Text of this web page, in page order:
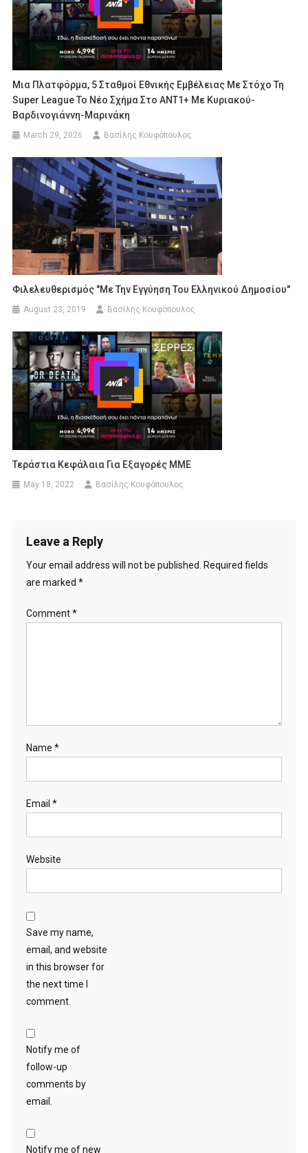
Μια Πλατφόρμα, 5 Σταθμοί Εθνικής Εμβέλειας Με Στόχο Τη
Super League Το Νέο Σχήμα Στο ΑΝΤ1+ Με Κυριακού-
Βαρδινογιάννη-Μαρινάκη
March 29, 2026 Βασίλης Κουφόπουλος
Φιλελευθερισμός "με Την Εγγύηση Του Ελληνικού Δημοσίου"
August 23, 2019 Βασίλης Κουφόπουλος
Τεράστια Κεφάλαια Για Εξαγορές ΜΜΕ
May 18, 2022 Βασίλης Κουφόπουλος
Leave a Reply
Your email address will not be published.
Required fields
are marked *
Comment*
Name *
Email *
Website
Save my name,
email, and website
in this browser for
the next time I
comment.
Notify me of
follow-up
comments by
email.
Notify me of new